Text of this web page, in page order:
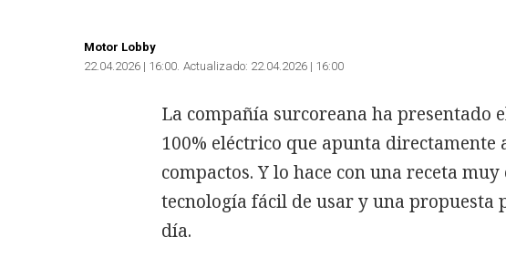
Motor Lobby
22.04.2026 | 16:00 Actualizado: 22.04.2026 | 16:00
La compañía surcoreana ha presentado
100% eléctrico que apunta directamente
compactos. Y lo hace con una receta
tecnología fácil de usar y una propuesta
día.